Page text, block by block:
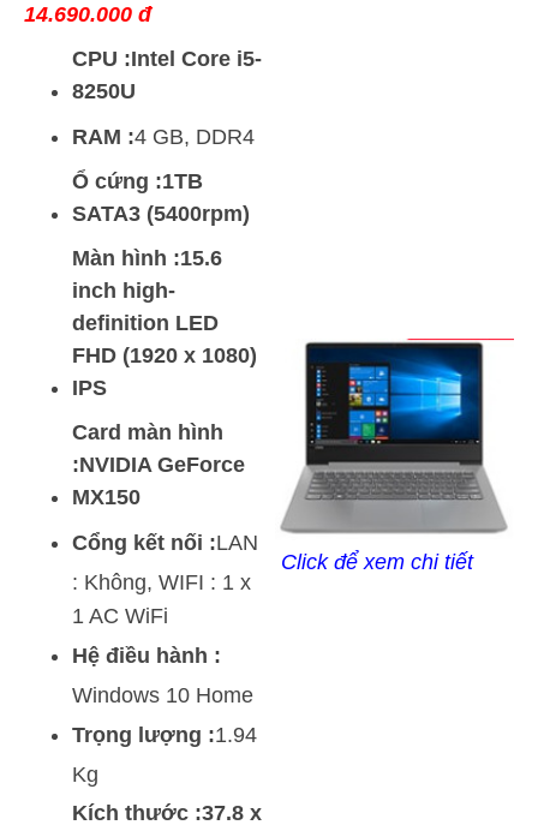
14.690.000 đ
CPU :Intel Core i5-
8250U
RAM :4 GB, DDR4
Ổ cứng :1TB
SATA3 (5400rpm)
Màn hình :15.6
inch high-
definition LED
FHD (1920 x 1080)
IPS
Card màn hình
:NVIDIA GeForce
MX150
Cổng kết nối :LAN
: Không, WIFI : 1 x
1 AC WiFi
Hệ điều hành :
Windows 10 Home
Trọng lượng :1.94
Kg
Kích thước :37.8 x
Click để xem chi tiết